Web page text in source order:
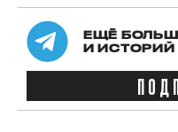
ЕЩЁ
И ИСТОРИЙ